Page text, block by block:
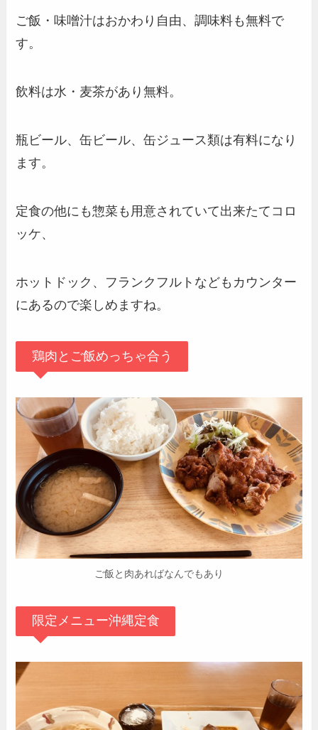
ご飯・味噌汁はおかわり自由、調味料も無料で
す。
飲料は水・麦茶があり無料。
瓶ビール、缶ビール、缶ジュース類は有料になり
ます。
定食の他にも惣菜も用意されていて出来たてコロ
ッケ、
ホットドック、フランクフルトなどもカウンター
にあるので楽しめますね。
鶏肉とご飯めっちゃ合う
ご飯と肉あればなんでもあり
限定メニュー沖縄定食